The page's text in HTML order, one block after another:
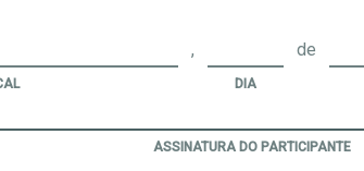
,
DIA
de
ASSINATURA DO PARTICIPANTE